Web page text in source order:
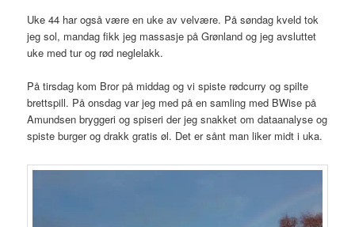
Uke 44 har også være en uke av velvære. På søndag kveld tok
jeg sol, mandag fikk jeg massasje på Grønland og jeg avsluttet
uke med tur og rød neglelakk.
På tirsdag kom Bror på middag og vi spiste rødcurry og spilte
brettspill. På onsdag var jeg med på en samling med BWise på
Amundsen bryggeri og spiseri der jeg snakket om dataanalyse og
spiste burger og drakk gratis øl. Det er sånt man liker midt i uka.